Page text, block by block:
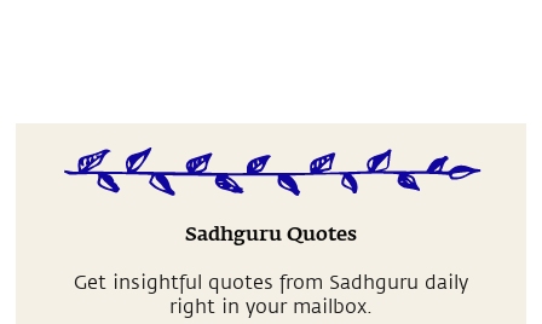
Sadhguru Quotes
Get insightful quotes from Sadhguru daily
right in your mailbox.